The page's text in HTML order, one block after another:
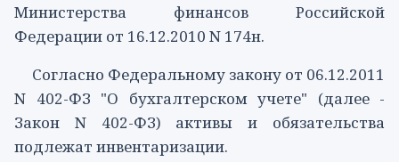
Министерства финансов Российской
Федерации от 16.12.2010 N 174н.
Согласно Федеральному законуот 06.12.2011
N 402-ФЗ "О бухгалтерском учете" (далее -
Закон N 402-ФЗ) активы и обязательства
подлежат инвентаризации.